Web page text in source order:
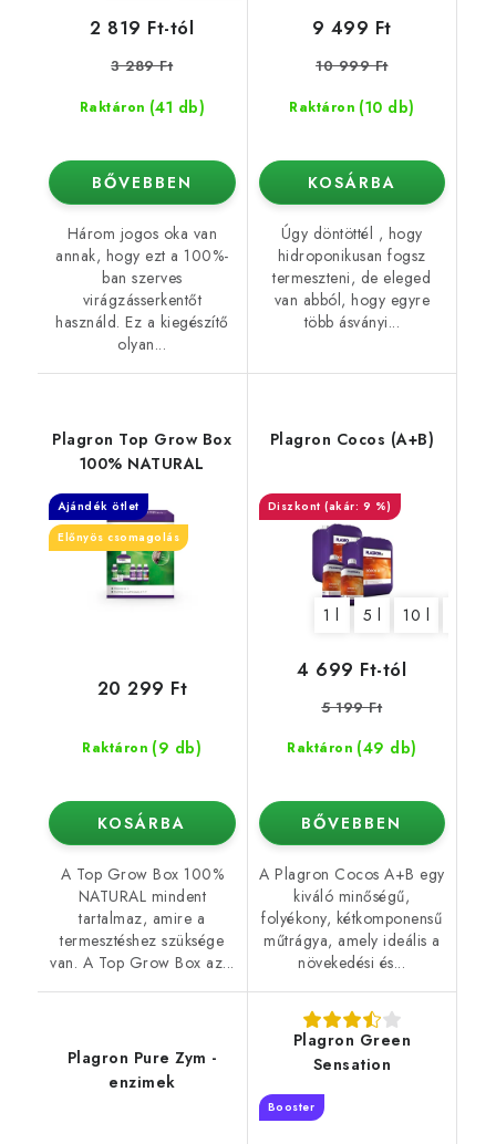
Raktáron (41 db)
2 819 Ft-tól
3 289 Ft
BŐVEBBEN
Három jogos oka van
annak, hogy ezt a 100%-
ban szerves
virágzásserkentőt
használd. Ez a kiegészítő
olyan...
Raktáron (10 db)
9 499 Ft
10 999 Ft
KOSÁRBA
Úgy döntöttél , hogy
hidroponikusan fogsz
termeszteni, de eleged
van abból, hogy egyre
több ásványi...
Plagron Top Grow Box
100% NATURAL
Ajándék ötlet
Előnyös csomagolás
Raktáron (9 db)
20 299 Ft
KOSÁRBA
A Top Grow Box 100%
NATURAL mindent
tartalmaz, amire a
termesztéshez szüksége
van. A Top Grow Box az...
Plagron Cocos (A+B)
(akár: 9 %)
1 l 5 l 10 l
Raktáron (49 db)
4 699 Ft-tól
5 199 Ft
BŐVEBBEN
A Plagron Cocos A+B egy
kiváló minőségű,
folyékony, kétkomponensű
műtrágya, amely ideális a
növekedési és...
Plagron Pure Zym -
enzimek
Plagron Green
Sensation
Booster